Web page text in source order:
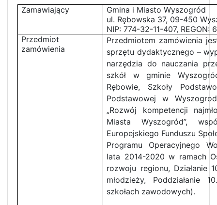
Zamawiający
Gmina i Miasto Wyszogród
ul. Rębowska 37, 09-450
NIP: 774-32-11-407, REGON:
Przedmiot
zamówienia
Przedmiotem zamówienia
sprzętu dydaktycznego –
narzędzia do nauczania
szkół w gminie
Rębowie, Szkoły
Podstawowej w
„Rozwój kompetencji
Miasta Wyszogród”,
Europejskiego Funduszu
Programu Operacyjnego
lata 2014-2020 w ramach
rozwoju regionu, Działanie
młodzieży, Poddziałanie
szkołach zawodowych).